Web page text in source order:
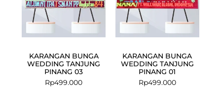
KARANGAN BUNGA
WEDDING TANJUNG
PINANG 03
Rp499.000
KARANGAN BUNGA
WEDDING TANJUNG
PINANG 01
Rp499.000